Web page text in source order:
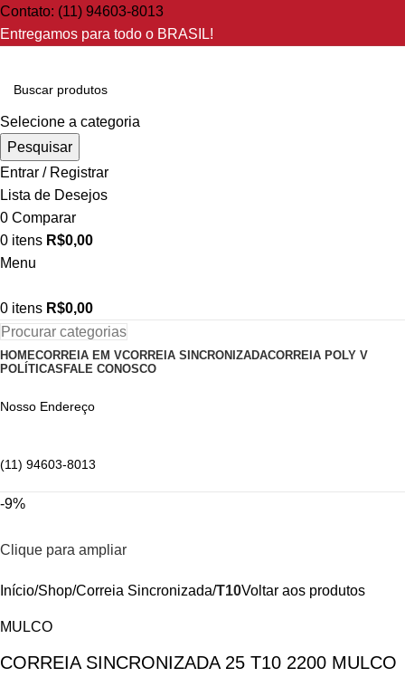
Contato: (11) 94603-8013
Entregamos para todo o BRASIL!
Selecione a categoria
Pesquisar
Entrar / Registrar
Lista de Desejos
0 Comparar
0 itens R$0,00
Menu
0 itens R$0,00
Procurar categorias
HOMECORREIA EM VCORREIA SINCRONIZADACORREIA POLY V
POLÍTICAS FALE CONOSCO
Nosso Endereço
(11) 94603-8013
-9%
Clique para ampliar
Início Shop Correia Sincronizada T10Voltar aos produtos
MULCO
CORREIA SINCRONIZADA 25 T10 2200 MULCO